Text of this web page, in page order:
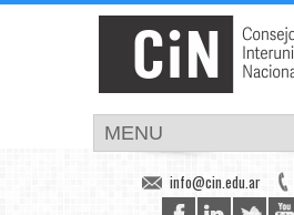
info@cin.edu.ar